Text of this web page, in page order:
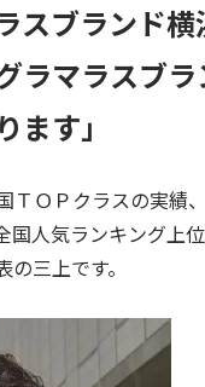
スブランド横
ラマラスブ
ます」
ＴＯＰクラスの実績
国人気ランキング上
三上です。